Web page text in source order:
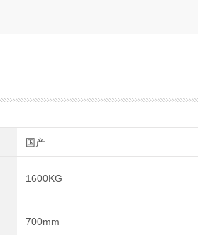
国产
1600KG
700mm